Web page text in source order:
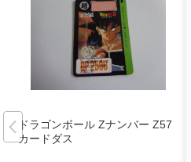
ドラゴンボール Zナンバー Z57
カードダス